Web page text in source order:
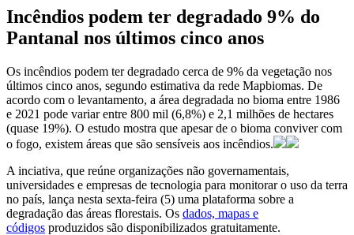
Incêndios podem ter degradado 9% do
Pantanal nos últimos cinco anos
Os incêndios podem ter degradado cerca de 9% da vegetação nos
últimos cinco anos, segundo estimativa da rede Mapbiomas. De
acordo com o levantamento, a área degradada no bioma entre 1986
e 2021 pode variar entre 800 mil (6,8%) e 2,1 milhões de hectares
(quase 19%). O estudo mostra que apesar de o bioma conviver com
o fogo, existem áreas que são sensíveis aos incêndios.
A inciativa, que reúne organizações não governamentais,
universidades e empresas de tecnologia para monitorar o uso da terra
no país, lança nesta sexta-feira (5) uma plataforma sobre a
degradação das áreas florestais. Os dados, mapas e
códigos produzidos são disponibilizados gratuitamente.